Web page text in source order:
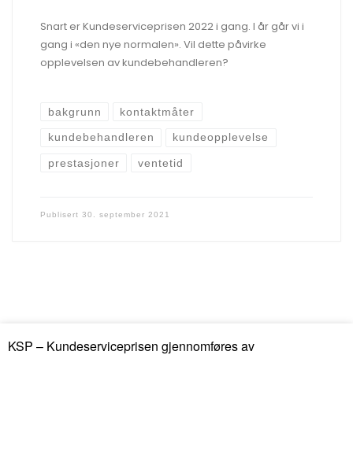
Snart er Kundeserviceprisen 2022 i gang. I år går vi i
gang i «den nye normalen». Vil dette påvirke
opplevelsen av kundebehandleren?
bakgrunn kontaktmåter
kundebehandleren kundeopplevelse
prestasjoner ventetid
Publisert 30. september 2021
KSP – Kundeserviceprisen gjennomføres av